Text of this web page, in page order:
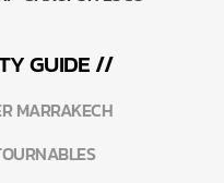
GUIDE //
MARRAKECH